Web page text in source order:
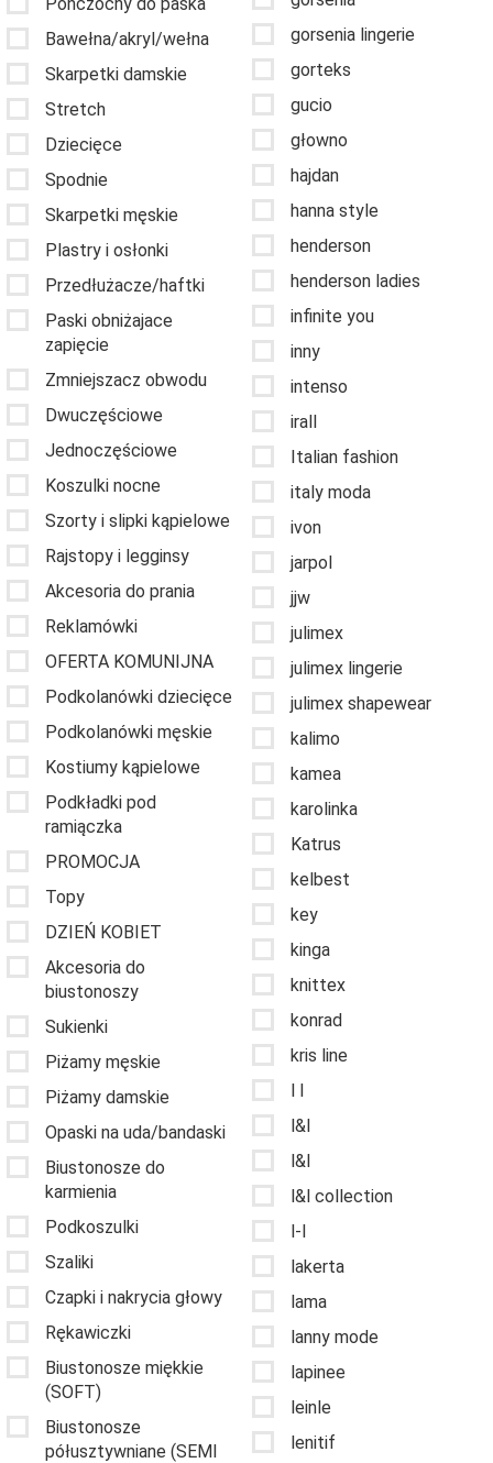
Bawełna/akryl/wełna
Skarpetki damskie
Stretch
Dziecięce
Spodnie
Skarpetki męskie
Plastry i osłonki
Przedłużacze/haftki
Paski obniżajace
zapięcie
Zmniejszacz obwodu
Dwuczęściowe
Jednoczęściowe
Koszulki nocne
Szorty i slipki kąpielowe
Rajstopy i legginsy
Akcesoria do prania
Reklamówki
OFERTA KOMUNIJNA
Podkolanówki dziecięce
Podkolanówki męskie
Kostiumy kąpielowe
Podkładki pod
ramiączka
PROMOCJA
Topy
DZIEŃ KOBIET
Akcesoria do
biustonoszy
Sukienki
Piżamy męskie
Piżamy damskie
Opaski na uda/bandaski
Biustonosze do
karmienia
Podkoszulki
Szaliki
Czapki i nakrycia głowy
Rękawiczki
Biustonosze miękkie
(SOFT)
Biustonosze
półusztywniane (SEMI
gorsenia lingerie
gorteks
gucio
głowno
hajdan
hanna style
henderson
henderson ladies
infinite you
inny
intenso
irall
Italian fashion
italy moda
ivon
jarpol
jjw
julimex
julimex lingerie
julimex shapewear
kalimo
kamea
karolinka
Katrus
kelbest
key
kinga
knittex
konrad
kris line
l l
l&l
l&l
l&l collection
l-l
lakerta
lama
lanny mode
lapinee
leinle
lenitif